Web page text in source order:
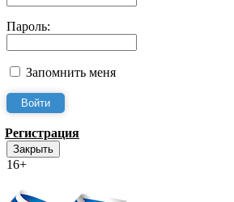
Пароль:
Запомнить меня
Регистрация
Закрыть
16+